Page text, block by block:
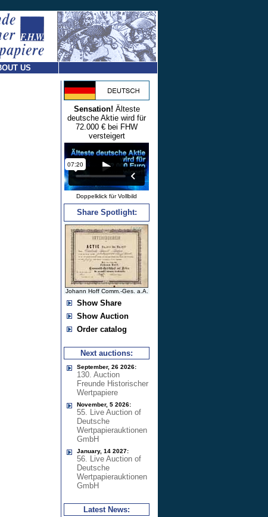
US
Sensation! Älteste
deutsche Aktie wird für
72.000 € bei FHW
versteigert
Doppelklick für Vollbild
Share Spotlight:
Johann Hoff Comm.-Ges. a.A.
Show Share
Show Auction
Order catalog
Next auctions:
September, 26 2026:
130. Auction
Freunde Historischer
Wertpapiere
November, 5 2026:
55. Live Auction of
Deutsche
Wertpapierauktionen
GmbH
January, 14 2027:
56. Live Auction of
Deutsche
Wertpapierauktionen
GmbH
Latest News: